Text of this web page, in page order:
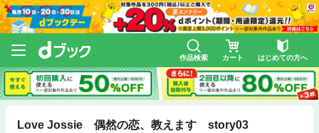
作品検索 カート はじめての方へ
Love Jossie 偶然の恋、教えます story03